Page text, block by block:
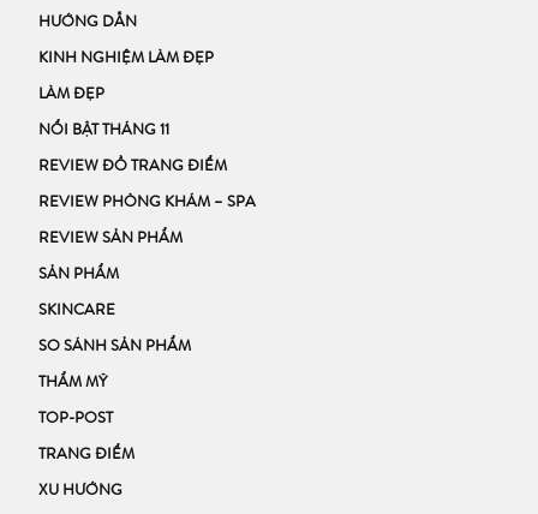
HƯỚNG DẪN
KINH NGHIỆM LÀM ĐẸP
LÀM ĐẸP
NỔI BẬT THÁNG 11
REVIEW ĐỒ TRANG ĐIỂM
REVIEW PHÒNG KHÁM – SPA
REVIEW SẢN PHẨM
SẢN PHẨM
SKINCARE
SO SÁNH SẢN PHẨM
THẨM MỸ
TOP-POST
TRANG ĐIỂM
XU HƯỚNG